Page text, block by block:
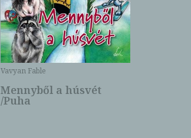
Vavyan Fable
Mennyből a húsvét
/Puha